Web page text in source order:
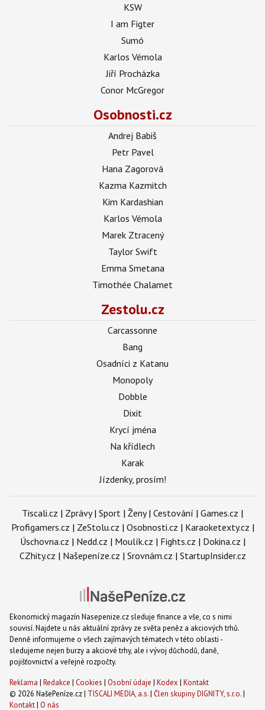
KSW
I am Figter
Sumó
Karlos Vémola
Jiří Procházka
Conor McGregor
Osobnosti.cz
Andrej Babiš
Petr Pavel
Hana Zagorová
Kazma Kazmitch
Kim Kardashian
Karlos Vémola
Marek Ztracený
Taylor Swift
Emma Smetana
Timothée Chalamet
Zestolu.cz
Carcassonne
Bang
Osadníci z Katanu
Monopoly
Dobble
Dixit
Krycí jména
Na křídlech
Karak
Jízdenky, prosím!
Tiscali.cz | Zprávy| Sport | Ženy| Cestování | Games.cz |
Profigamers.cz | ZeStolu.cz | Osobnosti.cz | Karaoketexty.cz |
Úschovna.cz | Nedd.cz | Moulík.cz | Fights.cz | Dokina.cz |
CZhity.cz | Našepeníze.cz | Srovnám.cz | StartupInsider.cz
Ekonomický magazín Nasepenize.cz sleduje finance a vše, co s nimi
souvisí. Najdete u nás aktuální zprávy ze světa peněz a akciových trhů.
Denně informujeme o všech zajímavých tématech v této oblasti -
sledujeme nejen burzy a akciové trhy, ale i vývoj důchodů, daně,
pojišťovnictví a veřejné rozpočty.
Reklama | Redakce | Cookies | Osobní údaje | Kodex | Kontakt
© 2026 NašePeníze.cz | TISCALI MEDIA, a.s.| Člen skupiny DIGNITY, s.r.o.|
Kontakt| O nás